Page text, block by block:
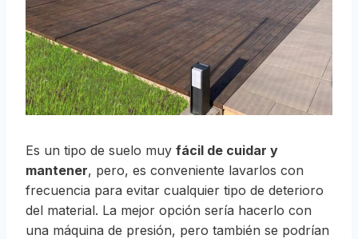
Es un tipo de suelo muy fácil de cuidar y
mantener, pero, es conveniente lavarlos con
frecuencia para evitar cualquier tipo de deterioro
del material. La mejor opción sería hacerlo con
una máquina de presión, pero también se podrían